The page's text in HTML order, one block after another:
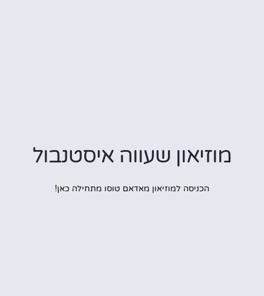
מוזיאון שעווה איסטנבול
הכניסה למוזיאון מאדאם טוסו מתחילה כאן!